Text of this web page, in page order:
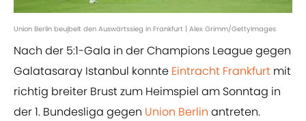
Union Berlin beujbelt den Auswärtssieg in Frankfurt | Alex Grimm/GettyImages
Nach der 5:1-Gala in der Champions League gegen
Galatasaray Istanbul konnte Eintracht Frankfurt mit
richtig breiter Brust zum Heimspiel am Sonntag in
der 1. Bundesliga gegen Union Berlin antreten.